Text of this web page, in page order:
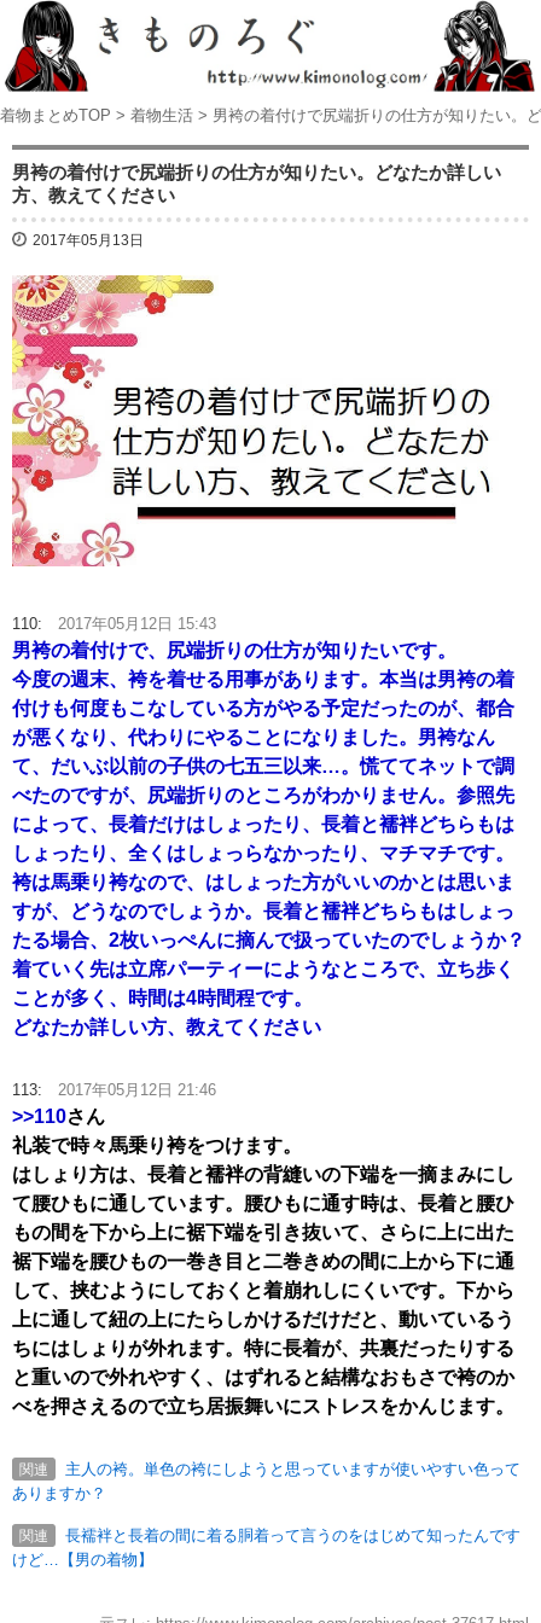
着物まとめTOP > 着物生活 > 男袴の着付けで尻端折りの仕方が知りたい。
男袴の着付けで尻端折りの仕方が知りたい。どなたか詳しい
方、教えてください
2017年05月13日
110: 2017年05月12日 15:43
男袴の着付けで、尻端折りの仕方が知りたいです。
今度の週末、袴を着せる用事があります。本当は男袴の着
付けも何度もこなしている方がやる予定だったのが、都合
が悪くなり、代わりにやることになりました。男袴なん
て、だいぶ以前の子供の七五三以来…。慌ててネットで調
べたのですが、尻端折りのところがわかりません。参照先
によって、長着だけはしょったり、長着と襦袢どちらもは
しょったり、全くはしょっらなかったり、マチマチです。
袴は馬乗り袴なので、はしょった方がいいのかとは思いま
すが、どうなのでしょうか。長着と襦袢どちらもはしょっ
たる場合、2枚いっぺんに摘んで扱っていたのでしょうか？
着ていく先は立席パーティーにようなところで、立ち歩く
ことが多く、時間は4時間程です。
どなたか詳しい方、教えてください
113: 2017年05月12日 21:46
>>110さん
礼装で時々馬乗り袴をつけます。
はしょり方は、長着と襦袢の背縫いの下端を一摘まみにし
て腰ひもに通しています。腰ひもに通す時は、長着と腰ひ
もの間を下から上に裾下端を引き抜いて、さらに上に出た
裾下端を腰ひもの一巻き目と二巻きめの間に上から下に通
して、挟むようにしておくと着崩れしにくいです。下から
上に通して紐の上にたらしかけるだけだと、動いているう
ちにはしょりが外れます。特に長着が、共裏だったりする
と重いので外れやすく、はずれると結構なおもさで袴のか
べを押さえるので立ち居振舞いにストレスをかんじます。
関連
主人の袴。単色の袴にしようと思っていますが使いやすい色って
ありますか？
関連
長襦袢と長着の間に着る胴着って言うのをはじめて知ったんです
けど…【男の着物】